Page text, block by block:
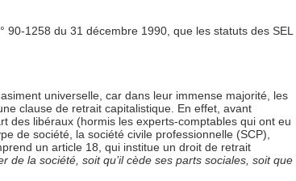
1258 du 31 décembre 1990, que les statuts des SEL
universelle, car dans leur immense majorité, les
clause de retrait capitalistique. En effet, avant
des libéraux (hormis les experts-comptables qui ont eu
de société, la société civile professionnelle (SCP),
un article 18, qui institue un droit de retrait
de la société, soit qu’il cède ses parts sociales, soit que